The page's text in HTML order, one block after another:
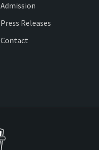
Admission
Press Releases
Contact